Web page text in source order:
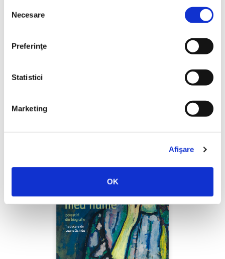
consimțământului
Necesare
Preferinţe
Statistici
Marketing
Afişare
OK